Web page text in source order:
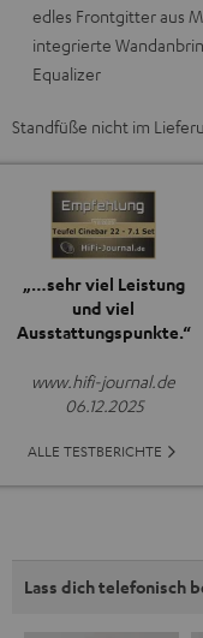
edles Frontgitter aus
integrierte
Equalizer
Standfüße nicht im
„…sehr viel Leistung
und viel
Ausstattungspunkte.“
www.hifi-journal.de
06.12.2025
ALLE TESTBERICHTE
Lass dich telefonisch